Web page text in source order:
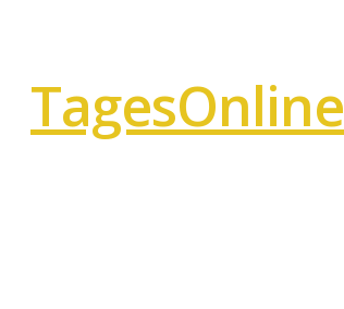
TagesOnline